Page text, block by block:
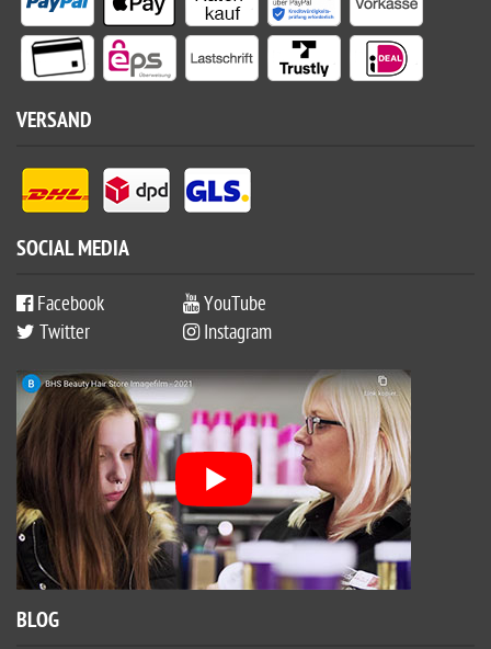
VERSAND
SOCIAL MEDIA
Facebook
YouTube
Twitter
Instagram
BLOG